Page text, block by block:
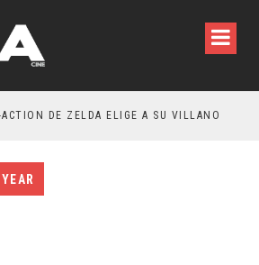
DE ZELDA ELIGE A SU VILLANO